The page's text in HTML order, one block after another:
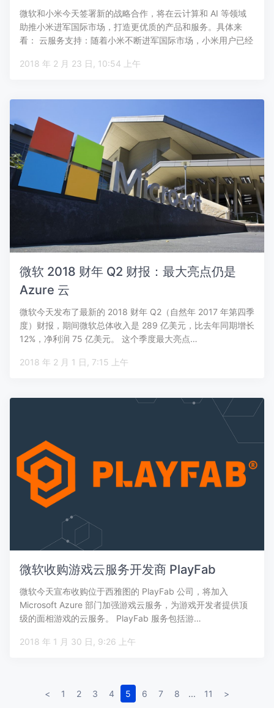
微软和小米今天签署新的战略合作，将在云计算和 AI 等领域
助推小米进军国际市场，打造更优质的产品和服务。具体来
看： 云服务支持：随着小米不断进军国际市场，小米用户已经
2018 年 2 月 23 日, 10:54 上午
微软 2018 财年 Q2 财报：最大亮点仍是
Azure 云
微软今天发布了最新的 2018 财年 Q2（自然年 2017 年第四季
度）财报，期间微软总体收入是 289 亿美元，比去年同期增长
12%，净利润 75 亿美元。 这个季度最大亮点…
2018 年 2 月 1 日, 7:15 上午
微软收购游戏云服务开发商 PlayFab
微软今天宣布收购位于西雅图的 PlayFab 公司，将加入
Microsoft Azure 部门加强游戏云服务，为游戏开发者提供顶
级的面相游戏的云服务。 PlayFab 服务包括游…
2018 年 1 月 30 日, 9:26 上午
< 1 2 3 4 5 6 7 8 ... 11 >